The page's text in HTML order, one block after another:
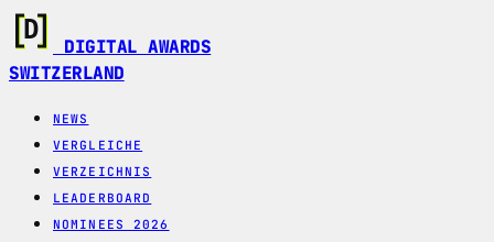
DIGITAL AWARDS
SWITZERLAND
NEWS
VERGLEICHE
VERZEICHNIS
LEADERBOARD
NOMINEES 2026